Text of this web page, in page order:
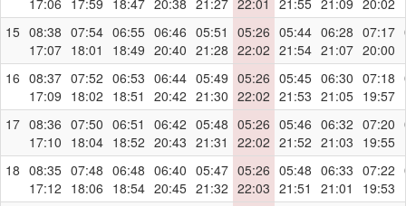
17:06 17:59 18:47 20:38 21:27 22:01
21:55 21:09 20:02
15 08:38
17:07
07:54
18:01
06:55
18:49
06:46
20:40
05:51
21:28
05:26
22:02
05:44
21:54
06:28
21:07
07:17
20:00
16 08:37
17:09
07:52
18:02
06:53
18:51
06:44
20:42
05:49
21:30
05:26
22:02
05:45
21:53
06:30
21:05
07:18
19:57
17 08:36
17:10
07:50
18:04
06:51
18:52
06:42
20:43
05:48
21:31
05:26
22:02
05:46
21:52
06:32
21:03
07:20
19:55
18 08:35
17:12
07:48
18:06
06:48
18:54
06:40
20:45
05:47
21:32
05:26
22:03
05:48
21:51
06:33
21:01
07:22
19:53